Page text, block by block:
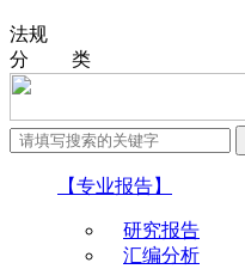
法规
分 类
【专业报告】
研究报告
汇编分析